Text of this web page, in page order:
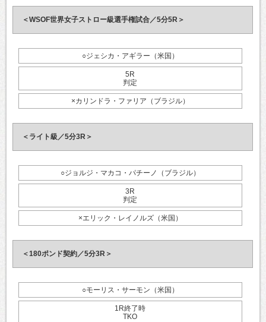
＜WSOF世界女子ストロー級選手権試合／5分5R＞
○ジェシカ・アギラー（米国）
5R
判定
×カリンドラ・ファリア（ブラジル）
＜ライト級／5分3R＞
○ジョルジ・マカコ・パチーノ（ブラジル）
3R
判定
×エリック・レイノルズ（米国）
＜180ポンド契約／5分3R＞
○モーリス・サーモン（米国）
1R終了時
TKO